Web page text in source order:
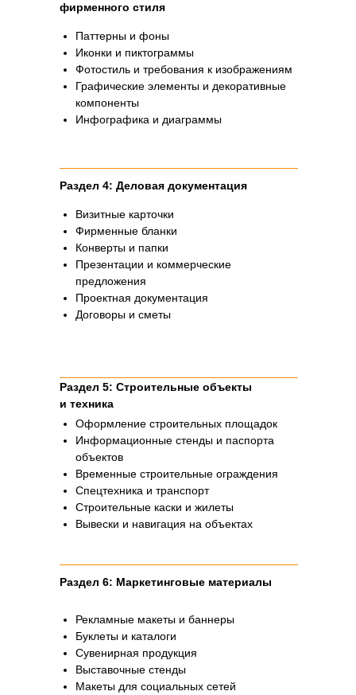
фирменного стиля
Паттерны и фоны
Иконки и пиктограммы
Фотостиль и требования к изображениям
Графические элементы и декоративные
компоненты
Инфографика и диаграммы
Раздел 4: Деловая документация
Визитные карточки
Фирменные бланки
Конверты и папки
Презентации и коммерческие
предложения
Проектная документация
Договоры и сметы
Раздел 5: Строительные объекты
и техника
Оформление строительных площадок
Информационные стенды и паспорта
объектов
Временные строительные ограждения
Спецтехника и транспорт
Строительные каски и жилеты
Вывески и навигация на объектах
Раздел 6: Маркетинговые материалы
Рекламные макеты и баннеры
Буклеты и каталоги
Сувенирная продукция
Выставочные стенды
Макеты для социальных сетей
Общий срок разработки брендбука для
строительной компании — от 2 до 3
месяцев в зависимости от масштаба
проекта и скорости согласования.
Мы поддерживаем постоянную
коммуникацию с клиентом на всех этапах
Специфические
аспекты брендбука
Особенности
брендбука для
строительных
компаний
Брендбук для строительной компании
имеет свою специфику, которая
действительно эффективный
инструмент для управления брендом.